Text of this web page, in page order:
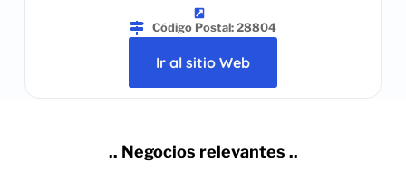
Código Postal: 28804
Ir al sitio Web
.. Negocios relevantes ..